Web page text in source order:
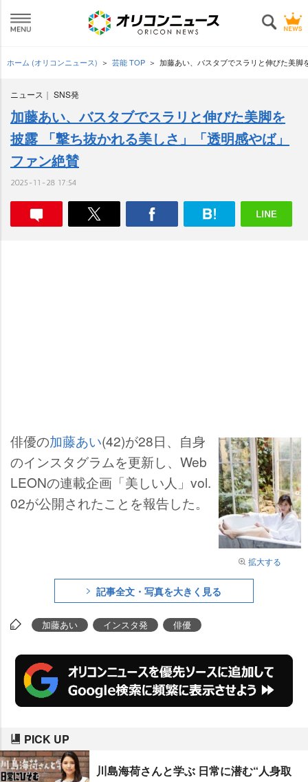
ホーム (オリコンニュース) 芸能 TOP 加藤あい、バスタブでスラリと伸びた美
ニュース SNS発
加藤あい、バスタブでスラリと伸びた美脚を
披露 「撃ち抜かれる美しさ」「透明感やば」
ファン絶賛
2025-11-28 17:54
拡大する
俳優の加藤あい(42)が28日、自身
のインスタグラムを更新し、Web
LEONの連載企画「美しい人」vol.
02が公開されたことを報告した。
記事全文・写真を大きく見る
加藤あい インスタ発 俳優
PICK UP
川島海荷さんと学ぶ 日常に潜む“人身取